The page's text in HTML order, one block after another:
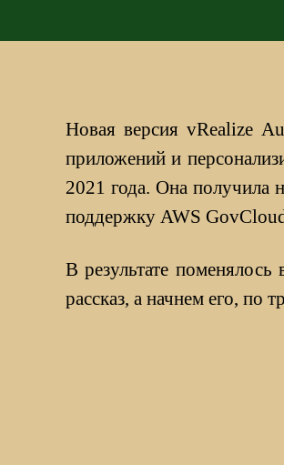
Новая версия vRealize
приложений и
2021 года. Она получила
поддержку AWS
В результате
рассказ, а начнем его, по